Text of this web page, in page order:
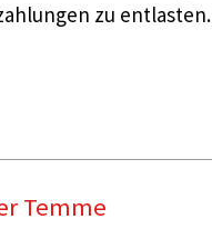
zu entlasten.
Temme